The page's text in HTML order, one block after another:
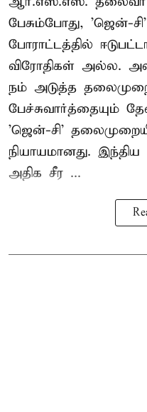
பேசும்போது, 'ஜென்-
போராட்டத்தில்
விரோதிகள் அல்ல.
நம் அடுத்த
பேச்சுவார்த்தையும்
'ஜென்-சி'
நியாயமானது.
அதிக சீர ...